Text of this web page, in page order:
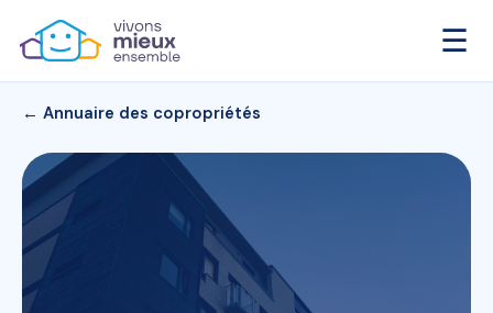
☰
← Annuaire des copropriétés